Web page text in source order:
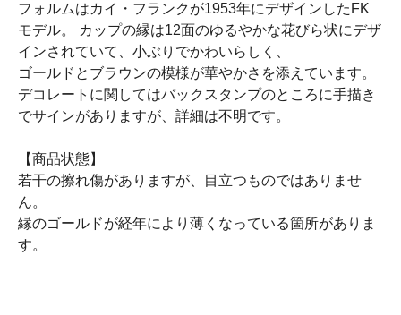
フォルムはカイ・フランクが1953年にデザインしたFK
モデル。 カップの縁は12面のゆるやかな花びら状にデザ
インされていて、小ぶりでかわいらしく、
ゴールドとブラウンの模様が華やかさを添えています。
デコレートに関してはバックスタンプのところに手描き
でサインがありますが、詳細は不明です。
【商品状態】
若干の擦れ傷がありますが、目立つものではありませ
ん。
縁のゴールドが経年により薄くなっている箇所がありま
す。